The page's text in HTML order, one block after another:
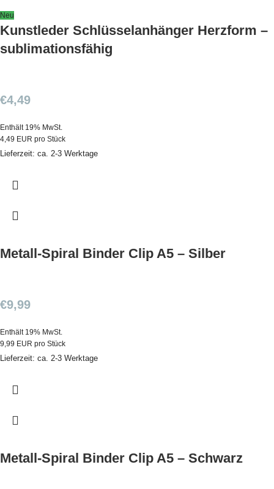
Neu
Kunstleder Schlüsselanhänger Herzform –
sublimationsfähig
€4,49
Enthält 19% MwSt.
4,49 EUR pro Stück
Lieferzeit: ca. 2-3 Werktage
Metall-Spiral Binder Clip A5 – Silber
€9,99
Enthält 19% MwSt.
9,99 EUR pro Stück
Lieferzeit: ca. 2-3 Werktage
Metall-Spiral Binder Clip A5 – Schwarz